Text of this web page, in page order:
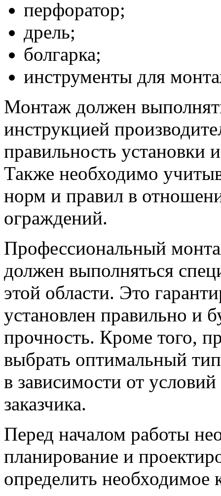
перфоратор;
дрель;
болгарка;
инструменты для
Монтаж должен
инструкцией
правильность установки
Также необходимо
норм и правил в
ограждений.
Профессиональный
должен выполняться
этой области. Это
установлен правильно и
прочность. Кроме того,
выбрать оптимальный
в зависимости от
заказчика.
Перед началом работы
планирование и
определить необходимое